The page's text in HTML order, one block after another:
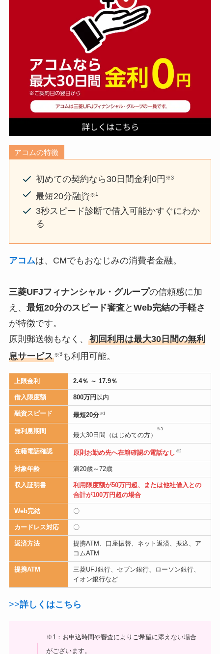
アコムの特徴
初めての契約なら30日間金利0円 ※3
最短20分融資※1
3秒スピード診断で借入可能かすぐにわか
る
アコムは、CMでもおなじみの消費者金融。
三菱UFJフィナンシャル・グループの信頼感に加
え、 最短20分のスピード審査と Web完結の手軽さ
が特徴です。
原則郵送物もなく、 初回利用は最大30日間の無利
息サービス ※3も利用可能。
上限金利 2.4％ ～ 17.9％
借入限度額 800万円 以内
融資スピード 最短20分※1
無利息期間
最大30日間（はじめての方）
※3
在籍電話確認 原則お勤め先へ在籍確認の電話なし ※2
対象年齢 満20歳～72歳
収入証明書
利用限度額が50万円超、または他社借入との
合計が100万円超の場合
Web完結 〇
カードレス対応 〇
返済方法
提携ATM、口座振替、ネット返済、振込、ア
コムATM
提携ATM
三菱UFJ銀行、セブン銀行、ローソン銀行、
イオン銀行など
>>詳しくはこちら
※1：お申込時間や審査によりご希望に添えない場合
がございます。